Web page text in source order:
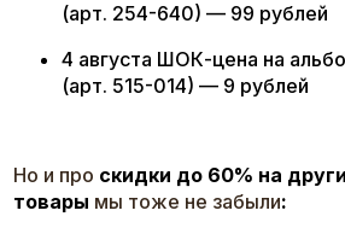
(арт. 254-640) — 99 рублей
4 августа ШОК-цена на
(арт. 515-014) — 9 рублей
Но и про скидки до 60% на
товары мы тоже не забыли: